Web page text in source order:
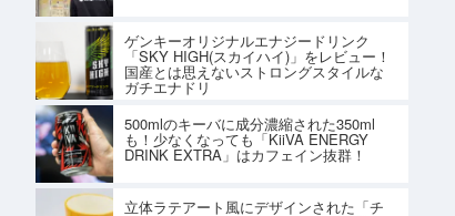
ゲンキーオリジナルエナジードリンク
「SKY HIGH(スカイハイ)」をレビュー！
国産とは思えないストロングスタイルな
ガチエナドリ
500mlのキーバに成分濃縮された350ml
も！少なくなっても「KiiVA ENERGY
DRINK EXTRA」はカフェイン抜群！
立体ラテアート風にデザインされた「チ